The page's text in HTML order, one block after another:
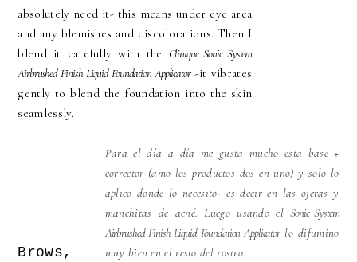
absolutely need it- this means under eye area
and any blemishes and discolorations. Then I
blend it carefully with the Clinique Sonic System
Airbrushed Finish Liquid Foundation Applicator-it vibrates
gently to blend the foundation into the skin
seamlessly.
Para el día a día me gusta mucho esta base +
corrector (amo los productos dos en uno) y solo lo
aplico donde lo necesito- es decir en las ojeras y
manchitas de acné. Luego usando elSonic System
Airbrushed Finish Liquid Foundation Applicatorlo difumino
muy bien en el resto del rostro.
Brows,